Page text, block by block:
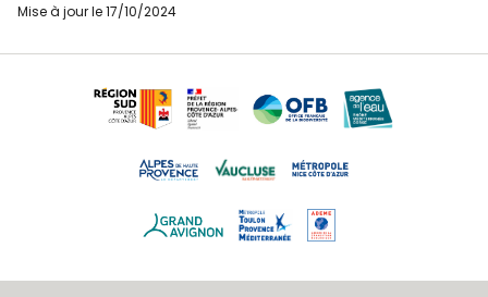
Mise à jour le 17/10/2024